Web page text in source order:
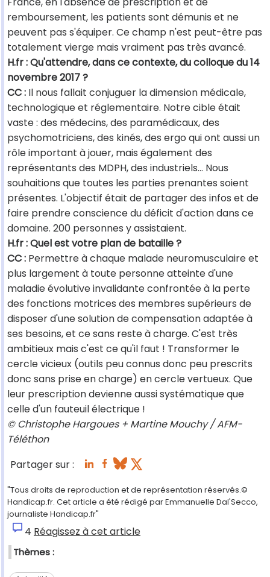
remboursement, les patients sont démunis et ne
peuvent pas s'équiper. Ce champ n'est peut-être pas
totalement vierge mais vraiment pas très avancé.
H.fr : Qu'attendre, dans ce contexte, du colloque du 14
novembre 2017 ?
CC : Il nous fallait conjuguer la dimension médicale,
technologique et réglementaire. Notre cible était
vaste : des médecins, des paramédicaux, des
psychomotriciens, des kinés, des ergo qui ont aussi un
rôle important à jouer, mais également des
représentants des MDPH, des industriels… Nous
souhaitions que toutes les parties prenantes soient
présentes. L'objectif était de partager des infos et de
faire prendre conscience du déficit d'action dans ce
domaine. 200 personnes y assistaient.
H.fr : Quel est votre plan de bataille ?
CC : Permettre à chaque malade neuromusculaire et
plus largement à toute personne atteinte d'une
maladie évolutive invalidante confrontée à la perte
des fonctions motrices des membres supérieurs de
disposer d'une solution de compensation adaptée à
ses besoins, et ce sans reste à charge. C'est très
ambitieux mais c'est ce qu'il faut ! Transformer le
cercle vicieux (outils peu connus donc peu prescrits
donc sans prise en charge) en cercle vertueux. Que
leur prescription devienne aussi systématique que
celle d'un fauteuil électrique !
© Christophe Hargoues + Martine Mouchy / AFM-
Téléthon
Partager sur :
"Tous droits de reproduction et de représentation réservés.©
Handicap.fr. Cet article a été rédigé par Emmanuelle Dal'Secco,
journaliste Handicap.fr"
4 Réagissez à cet article
Thèmes :